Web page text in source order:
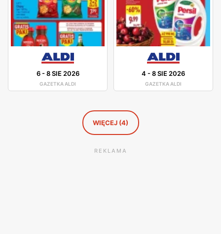
która z pewnością ułatwi późniejszą wędrówkę po
sklepie.
6-8 SIE 2026
GAZETKA ALDI
4 -8 SIE 2026
GAZETKA ALDI
WIĘCEJ (4)
REKLAMA